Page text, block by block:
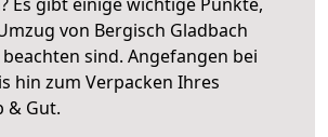
von Bergisch Gladbach
sind. Angefangen bei
hin zum Verpacken Ihres
& Gut.